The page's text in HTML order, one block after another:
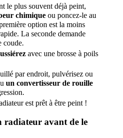
le plus souvent déjà peint,
chimiqueou poncez-le au
option est la moins
La seconde demande
coude.
avec une brosse à poils
par endroit, pulvérisez ou
un convertisseur de rouille
est prêt à être peint !
radiateur avant de le